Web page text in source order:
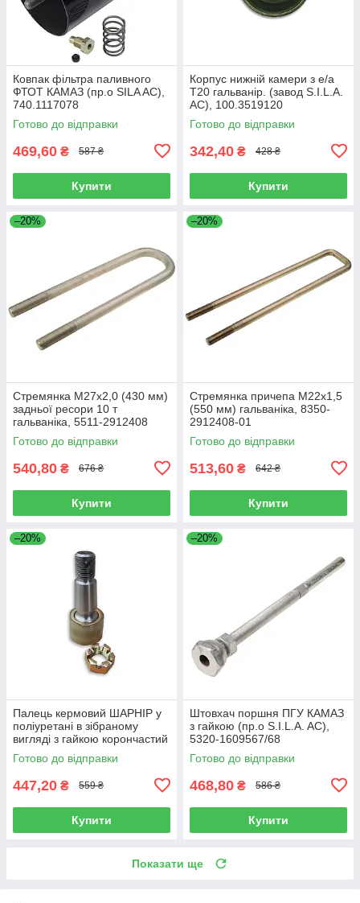
Ковпак фільтра паливного
ФТОТ КАМАЗ (пр.о SILA AC),
740.1117078
Готово до відправки
469,60 ₴ 587 ₴
Купити
Корпус нижній камери з е/а
Т20 гальванір. (завод S.I.L.A.
AC), 100.3519120
Готово до відправки
342,40 ₴ 428 ₴
Купити
–20%
Стремянка М27х2,0 (430 мм)
задньої ресори 10 т
гальваніка, 5511-2912408
Готово до відправки
540,80 ₴ 676 ₴
Купити
–20%
Стремянка причепа М22х1,5
(550 мм) гальваніка, 8350-
2912408-01
Готово до відправки
513,60 ₴ 642 ₴
Купити
–20%
Палець кермовий ШАРНІР у
поліуретані в зібраному
вигляді з гайкою корончастий
КАМАЗ (пр.о S.I.L.A. AC),
774.5320-3414040
Готово до відправки
447,20 ₴ 559 ₴
Купити
–20%
Штовхач поршня ПГУ КАМАЗ
з гайкою (пр.о S.I.L.A. AC),
5320-1609567/68
Готово до відправки
468,80 ₴ 586 ₴
Купити
Показати ще